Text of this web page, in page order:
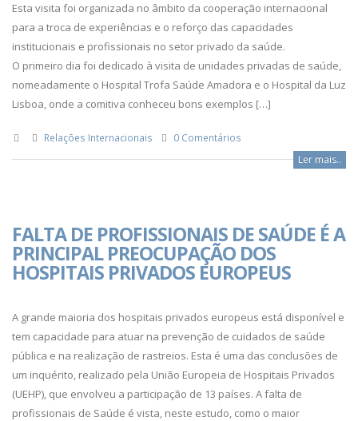
Esta visita foi organizada no âmbito da cooperação internacional
para a troca de experiências e o reforço das capacidades
institucionais e profissionais no setor privado da saúde.
O primeiro dia foi dedicado à visita de unidades privadas de saúde,
nomeadamente o Hospital Trofa Saúde Amadora e o Hospital da Luz
Lisboa, onde a comitiva conheceu bons exemplos […]
Relações Internacionais 0 Comentários
Ler mais..
FALTA DE PROFISSIONAIS DE SAÚDE É A
PRINCIPAL PREOCUPAÇÃO DOS
HOSPITAIS PRIVADOS EUROPEUS
A grande maioria dos hospitais privados europeus está disponível e
tem capacidade para atuar na prevenção de cuidados de saúde
pública e na realização de rastreios. Esta é uma das conclusões de
um inquérito, realizado pela União Europeia de Hospitais Privados
(UEHP), que envolveu a participação de 13 países. A falta de
profissionais de Saúde é vista, neste estudo, como o maior